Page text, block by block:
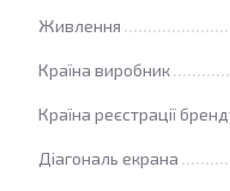
Живлення
Країна виробник
Країна реєстрації
Діагональ екрана